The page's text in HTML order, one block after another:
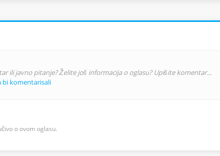
ili javno pitanje? Želite još informacija o oglasu? Upišite komentar...
bi komentarisali
o ovom oglasu.